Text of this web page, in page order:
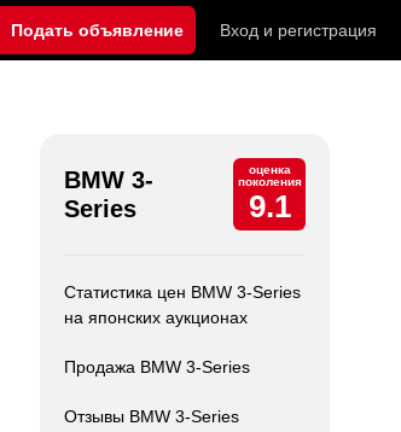
Подать объявление Вход и регистрация
BMW 3-
Series
оценка
поколения
9.1
Статистика цен BMW 3-Series
на японских аукционах
Продажа BMW 3-Series
Отзывы BMW 3-Series